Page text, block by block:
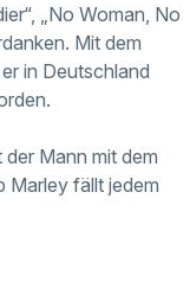
„No Woman, No
Mit dem
in Deutschland
Mann mit dem
Marley fällt jedem